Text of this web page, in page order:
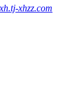
xhzz.com